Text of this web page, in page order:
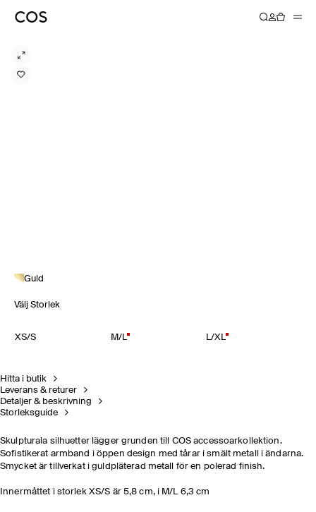
Guld
Välj Storlek
XS/S M/L L/XL
Hitta i butik
Leverans & returer
Detaljer & beskrivning
Storleksguide
Skulpturala silhuetter lägger grunden till COS accessoarkollektion.
Sofistikerat armband i öppen design med tårar i smält metall i ändarna.
Smycket är tillverkat i guldpläterad metall för en polerad finish.
Innermåttet i storlek XS/S är 5,8 cm, i M/L 6,3 cm